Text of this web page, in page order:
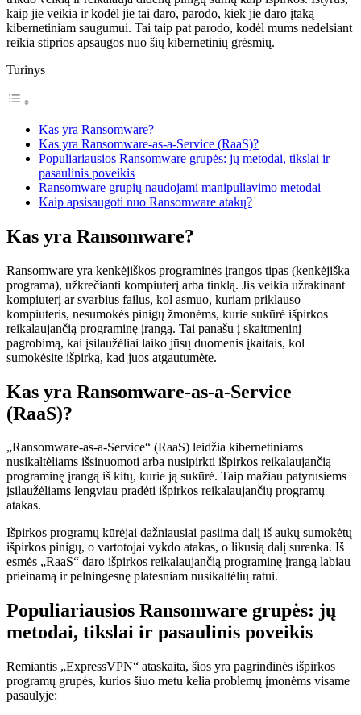
kaip jie veikia ir kodėl jie tai daro, parodo, kiek jie daro įtaką
kibernetiniam saugumui. Tai taip pat parodo, kodėl mums nedelsiant
reikia stiprios apsaugos nuo šių kibernetinių grėsmių.
Turinys
Kas yra Ransomware?
Kas yra Ransomware-as-a-Service (RaaS)?
Populiariausios Ransomware grupės: jų metodai, tikslai ir
pasaulinis poveikis
Ransomware grupių naudojami manipuliavimo metodai
Kaip apsisaugoti nuo Ransomware atakų?
Kas yra Ransomware?
Ransomware yra kenkėjiškos programinės įrangos tipas (kenkėjiška
programa), užkrečianti kompiuterį arba tinklą. Jis veikia užrakinant
kompiuterį ar svarbius failus, kol asmuo, kuriam priklauso
kompiuteris, nesumokės pinigų žmonėms, kurie sukūrė išpirkos
reikalaujančią programinę įrangą. Tai panašu į skaitmeninį
pagrobimą, kai įsilaužėliai laiko jūsų duomenis įkaitais, kol
sumokėsite išpirką, kad juos atgautumėte.
Kas yra Ransomware-as-a-Service
(RaaS)?
„Ransomware-as-a-Service“ (RaaS) leidžia kibernetiniams
nusikaltėliams išsinuomoti arba nusipirkti išpirkos reikalaujančią
programinę įrangą iš kitų, kurie ją sukūrė. Taip mažiau patyrusiems
įsilaužėliams lengviau pradėti išpirkos reikalaujančių programų
atakas.
Išpirkos programų kūrėjai dažniausiai pasiima dalį iš aukų sumokėtų
išpirkos pinigų, o vartotojai vykdo atakas, o likusią dalį surenka. Iš
esmės „RaaS“ daro išpirkos reikalaujančią programinę įrangą labiau
prieinamą ir pelningesnę platesniam nusikaltėlių ratui.
Populiariausios Ransomware grupės: jų
metodai, tikslai ir pasaulinis poveikis
Remiantis „ExpressVPN“ ataskaita, šios yra pagrindinės išpirkos
programų grupės, kurios šiuo metu kelia problemų įmonėms visame
pasaulyje: